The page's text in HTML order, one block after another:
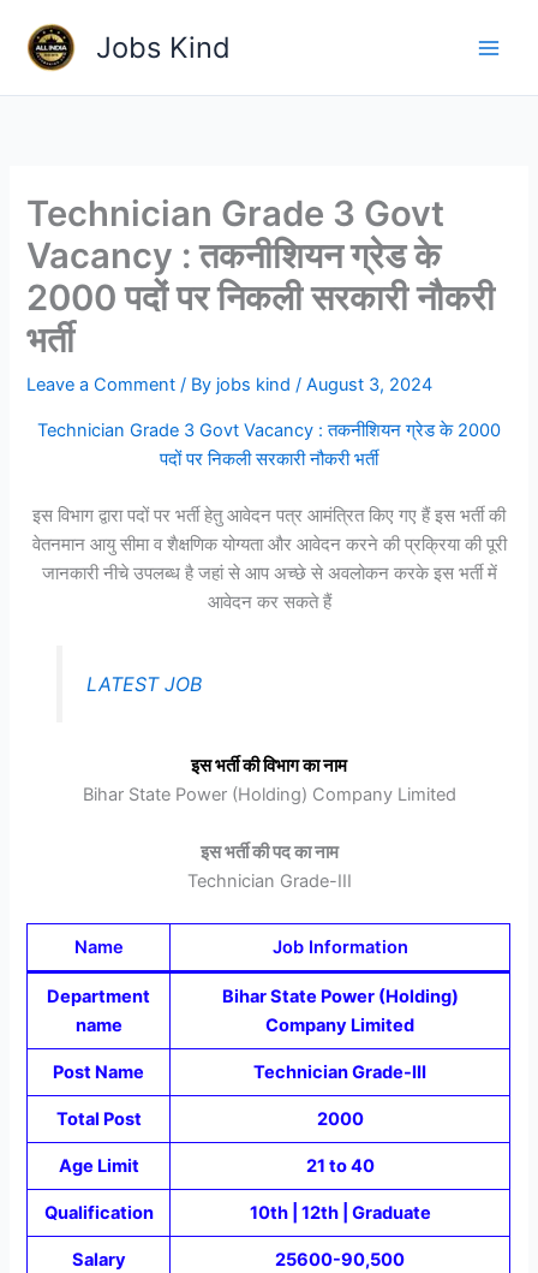
content
Jobs Kind
Technician Grade 3 Govt
Vacancy : तकनीशियन ग्रेड के
2000 पदों पर निकली सरकारी नौकरी
भर्ती
Leave a Comment / By jobs kind/August 3, 2024
Technician Grade 3 Govt Vacancy : तकनीशियन ग्रेड के 2000
पदों पर निकली सरकारी नौकरी भर्ती
इस विभाग द्वारा पदों पर भर्ती हेतु आवेदन पत्र आमंत्रित किए गए हैं इस भर्ती की
वेतनमान आयु सीमा व शैक्षणिक योग्यता और आवेदन करने की प्रक्रिया की पूरी
जानकारी नीचे उपलब्ध है जहां से आप अच्छे से अवलोकन करके इस भर्ती में
आवेदन कर सकते हैं
LATEST JOB
इस भर्ती की विभाग का नाम
Bihar State Power (Holding) Company Limited
इस भर्ती की पद का नाम
Technician Grade-III
Name Job Information
Department
name
Bihar State Power (Holding)
Company Limited
Post Name Technician Grade-III
Total Post 2000
Age Limit 21 to 40
Qualification 10th | 12th | Graduate
Salary 25600-90,500